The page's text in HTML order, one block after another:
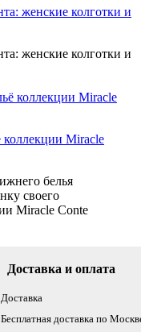
женские колготки и
женские колготки и
коллекции Miracle
белья
своего
Miracle Conte
Доставка и оплата
Доставка
Бесплатная доставка по